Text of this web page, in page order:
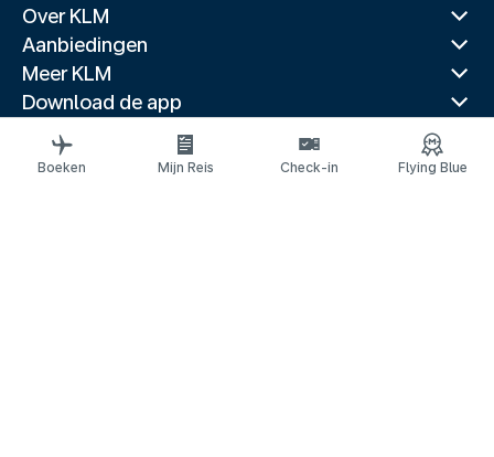
Over KLM
Aanbiedingen
Meer KLM
Download de app
Gerelateerde websites
Reisgidsen
Boeken Mijn Reis Check-in Flying Blue